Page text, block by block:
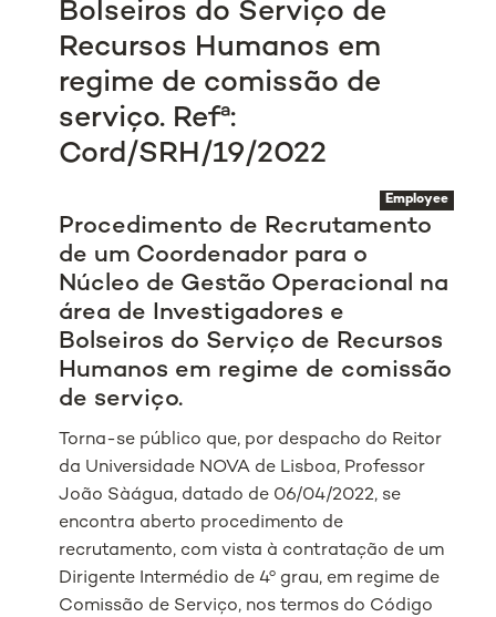
Bolseiros do Serviço de
Recursos Humanos em
regime de comissão de
serviço. Refª:
Cord/SRH/19/2022
Employee
Procedimento de Recrutamento
de um Coordenador para o
Núcleo de Gestão Operacional na
área de Investigadores e
Bolseiros do Serviço de Recursos
Humanos em regime de comissão
de serviço.
Torna-se público que, por despacho do Reitor
da Universidade NOVA de Lisboa, Professor
João Sàágua, datado de 06/04/2022, se
encontra aberto procedimento de
recrutamento, com vista à contratação de um
Dirigente Intermédio de 4º grau, em regime de
Comissão de Serviço, nos termos do Código